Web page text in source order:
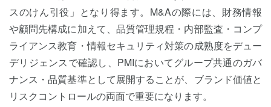
スのけん引役」となり得ます。M&Aの際には、財務情報
や顧問先構成に加えて、品質管理規程・内部監査・コンプ
ライアンス教育・情報セキュリティ対策の成熟度をデュー
デリジェンスで確認し、PMIにおいてグループ共通のガバ
ナンス・品質基準として展開することが、ブランド価値と
リスクコントロールの両面で重要になります。